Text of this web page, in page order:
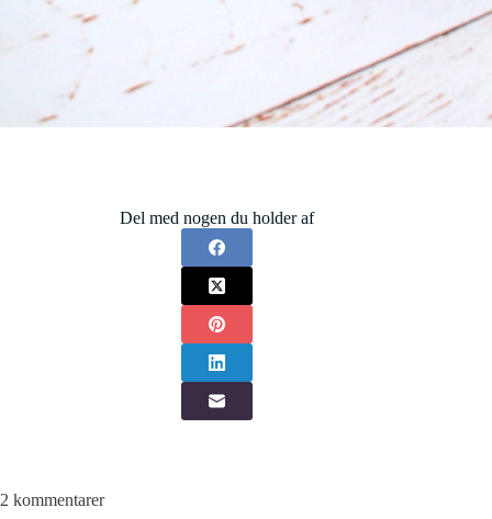
Del med nogen du holder af
2 kommentarer